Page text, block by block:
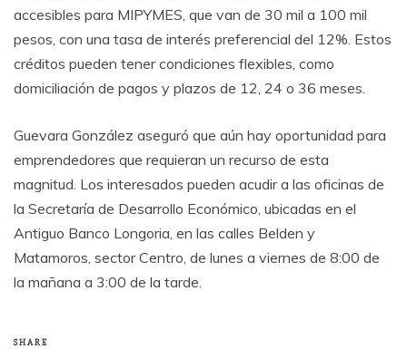
accesibles para MIPYMES, que van de 30 mil a 100 mil
pesos, con una tasa de interés preferencial del 12%. Estos
créditos pueden tener condiciones flexibles, como
domiciliación de pagos y plazos de 12, 24 o 36 meses.
Guevara González aseguró que aún hay oportunidad para
emprendedores que requieran un recurso de esta
magnitud. Los interesados pueden acudir a las oficinas de
la Secretaría de Desarrollo Económico, ubicadas en el
Antiguo Banco Longoria, en las calles Belden y
Matamoros, sector Centro, de lunes a viernes de 8:00 de
la mañana a 3:00 de la tarde.
SHARE